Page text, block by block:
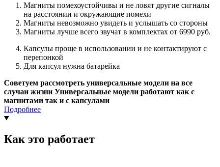
Магниты помехоустойчивы и не ловят другие сигналы
на расстоянии и окружающие помехи
Магниты невозможно увидеть и услышать со стороны
Магниты лучше всего звучат в комплектах от 6990 руб.
Капсулы проще в использовании и не контактируют с
перепонкой
Для капсул нужна батарейка
Советуем рассмотреть универсальные модели на все
случаи жизни Универсальные модели работают как с
магнитами так и с капсулами
Подробнее
Как это работает